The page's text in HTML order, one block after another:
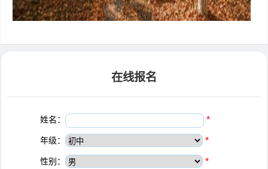
在线报名
姓名： *
年级： *
性别： *